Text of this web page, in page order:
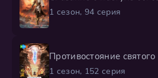
1 сезон, 94 серия
Противостояние святого
1 сезон, 152 серия